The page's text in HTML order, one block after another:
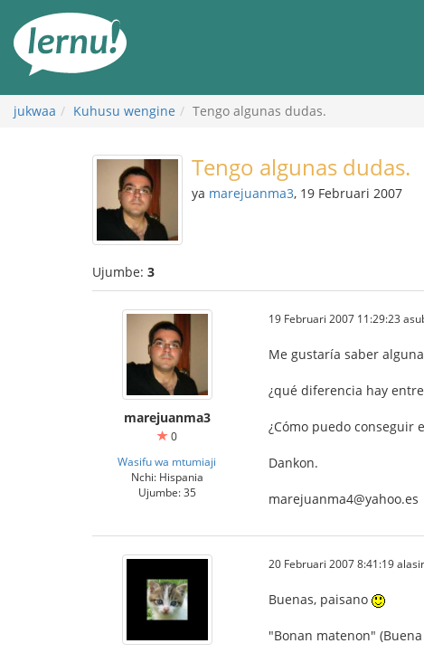
maudhui
jukwaa Kuhusu wengine Tengo algunas dudas.
Tengo algunas dudas.
ya marejuanma3, 19 Februari 2007
Ujumbe: 3
marejuanma3
0
Wasifu wa mtumiaji
Nchi: Hispania
Ujumbe: 35
19 Februari 2007 11:29:23
Me gustaría saber
¿qué diferencia hay
¿Cómo puedo conseguir
Dankon.
marejuanma4@yahoo.es
20 Februari 2007 8:41:19
Buenas, paisano
"Bonan matenon"